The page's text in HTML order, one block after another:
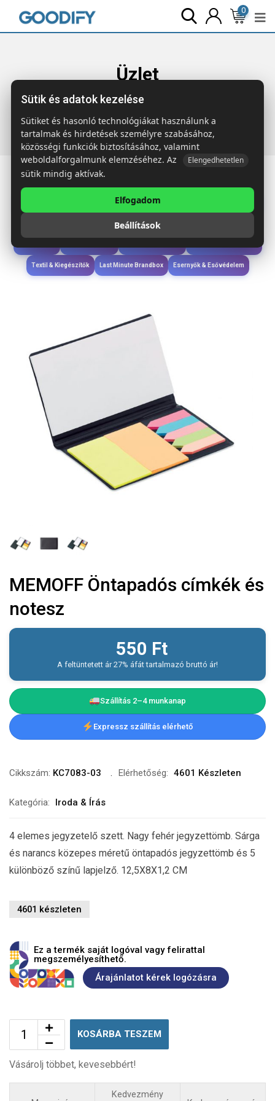
0
Üzlet
Főoldal Termékek Iroda & Írás
címkék és notesz
Étkezés & Ivás
Wellness & Ápolás
Textil & Kiegészítők Last Minute Brandbox Esernyők & Esővédelem
MEMOFF Öntapadós címkék és
notesz
550 Ft
A feltüntetett ár 27% áfát tartalmazó bruttó ár!
Szállítás 2–4 munkanap
Expressz szállítás elérhető
Cikkszám: KC7083-03 Elérhetőség: 4601 Készleten
Kategória: Iroda & Írás
4 elemes jegyzetelő szett. Nagy fehér jegyzettömb. Sárga
és narancs közepes méretű öntapadós jegyzettömb és 5
különböző színű lapjelző. 12,5X8X1,2 CM
4601 készleten
Ez a termék saját logóval vagy felirattal
megszemélyesíthető.
Árajánlatot kérek logózásra
KOSÁRBA TESZEM
Vásárolj többet, kevesebbért!
Kedvezmény
Sütik és adatok kezelése
Sütiket és hasonló technológiákat használunk a
tartalmak és hirdetések személyre szabásához,
közösségi funkciók biztosításához, valamint
weboldalforgalmunk elemzéséhez. Az
Elengedhetetlen
sütik mindig aktívak.
Elfogadom
Beállítások